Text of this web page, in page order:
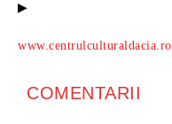
www.centrulculturaldacia.ro
COMENTARII